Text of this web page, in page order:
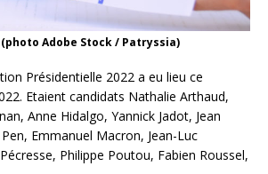
Adobe Stock / Patryssia)
Présidentielle 2022 a eu lieu ce
Etaient candidats Nathalie Arthaud,
Anne Hidalgo, Yannick Jadot, Jean
Emmanuel Macron, Jean-Luc
Philippe Poutou, Fabien Roussel,